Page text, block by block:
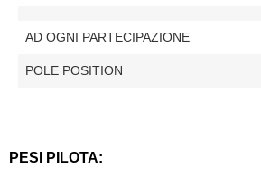
AD OGNI PARTECIPAZIONE
POLE POSITION
PESI PILOTA: